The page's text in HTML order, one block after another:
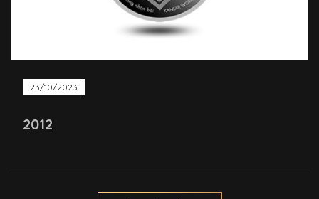
23/10/2023
2012